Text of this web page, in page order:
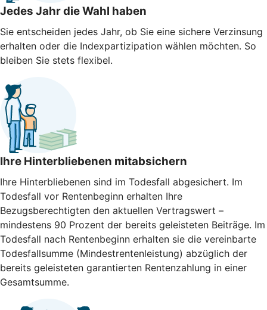
Jedes Jahr die Wahl haben
Sie entscheiden jedes Jahr, ob Sie eine sichere Verzinsung
erhalten oder die Indexpartizipation wählen möchten. So
bleiben Sie stets flexibel.
Ihre Hinterbliebenen mitabsichern
Ihre Hinterbliebenen sind im Todesfall abgesichert. Im
Todesfall vor Rentenbeginn erhalten Ihre
Bezugsberechtigten den aktuellen Vertragswert –
mindestens 90 Prozent der bereits geleisteten Beiträge. Im
Todesfall nach Rentenbeginn erhalten sie die vereinbarte
Todesfallsumme (Mindestrentenleistung) abzüglich der
bereits geleisteten garantierten Rentenzahlung in einer
Gesamtsumme.